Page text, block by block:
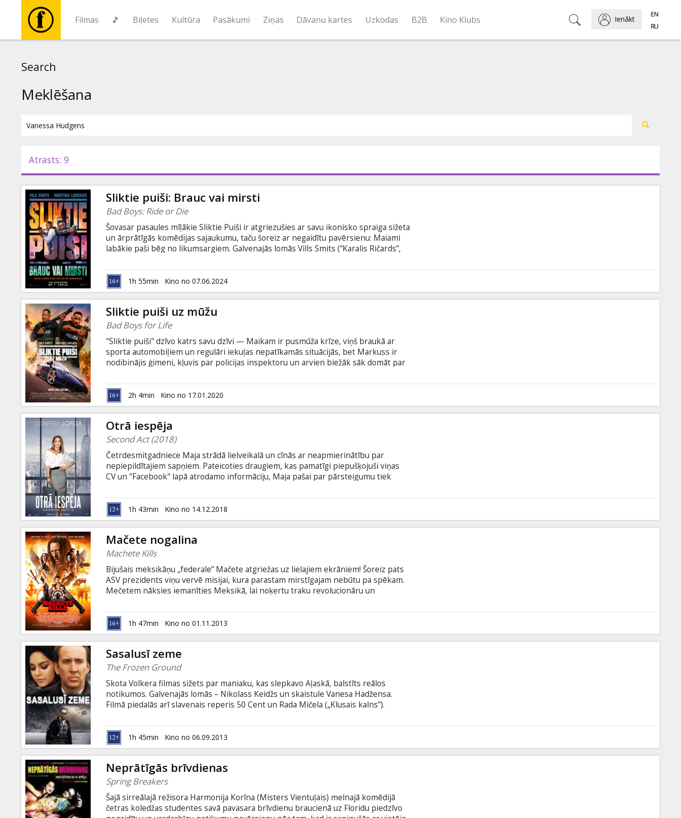
Filmas 🎵 Biļetes Kultūra Pasākumi Ziņas Dāvanu kartes Uzkodas B2B Kino Klubs Ienākt
Pasākumi
Ziņas
Dāvanu
kartes
Uzkodas
B2B
Kino
Klubs
Search
Meklēšana
Atrasts: 9
Sliktie puiši: Brauc vai mirsti
Bad Boys: Ride or Die
Šovasar pasaules mīļākie Sliktie Puiši ir atgriezušies ar savu ikonisko spraiga sižeta
un ārprātīgās komēdijas sajaukumu, taču šoreiz ar negaidītu pavērsienu: Maiami
labākie paši bēg no likumsargiem. Galvenajās lomās Vills Smits (“Karalis Ričards”,
un Vanesa Hadžensa (“Vidusskolas Mūzikls" filmas, "Ceļojums uz Noslēpumu salu").
Filma angļu valodā ar subtitriem latviešu un krievu valodā.
1h 55min Kino no 07.06.2024
Sliktie puiši uz mūžu
Bad Boys for Life
"Sliktie puiši" dzīvo katrs savu dzīvi — Maikam ir pusmūža krīze, viņš braukā ar
sporta automobiļiem un regulāri iekuļas nepatīkamās situācijās, bet Markuss ir
nodibinājis ģimeni, kļuvis par policijas inspektoru un arvien biežāk sāk domāt par
leģendārais duets, atceroties savu nesalaužamo zvērestu – "sliktie puiši uz mūžu" –
atkal apvienojas, lai veiktu vēl vienu bīstamu misiju. Filma angļu valodā ar
subtitriem latviešu un krievu valodā.
2h 4min Kino no 17.01.2020
Otrā iespēja
Second Act (2018)
Četrdesmitgadniece Maja strādā lielveikalā un cīnās ar neapmierinātību par
nepiepildītajiem sapņiem. Pateicoties draugiem, kas pamatīgi piepušķojuši viņas
CV un "Facebook" lapā atrodamo informāciju, Maja pašai par pārsteigumu tiek
izglītotajiem ļaudīm, ka dzīves gudrība ir ne mazāk vērtīga par grāmatu gudrībām.
Filma angļu valodā ar subtitriem latviešu un krievu valodā.
1h 43min Kino no 14.12.2018
Mačete nogalina
Machete Kills
Bijušais meksikāņu „federale” Mačete atgriežas uz lielajiem ekrāniem! Šoreiz pats
ASV prezidents viņu vervē misijai, kura parastam mirstīgajam nebūtu pa spēkam.
Mečetem nāksies iemanīties Meksikā, lai noķertu traku revolucionāru un
karu. Un tikai Mačete var novērst tuvojošos globālo haosu! Režisora Roberta
Rodrigeza kulta grāvējfilmas turpinājumā galvenās lomas atveido Denijs Treho,
Lēdija Gāga, Mišela Rodrigeza, Džesika Alba, Sofija Vergara, Čārlijs Šīns, Antonio
Banderass, Mels Gibsons un citi.
1h 47min Kino no 01.11.2013
Sasalusī zeme
The Frozen Ground
Skota Volkera filmas sižets par maniaku, kas slepkavo Aļaskā, balstīts reālos
notikumos. Galvenajās lomās – Nikolass Keidžs un skaistule Vanesa Hadžensa.
Filmā piedalās arī slavenais reperis 50 Cent un Rada Mičela („Klusais kalns”).
gados un tiek turēts aizdomās par 20 sieviešu noslepkavošanu. Viņš aizveda savus
upurus Aļaskas savvaļā, vēroja tos un pēc tam medīja kā dzīvniekus. Maniaks
dzīvoja kā gluži parasts cilvēks – bija kārtīgs ģimenes tēvs, ceptuves īpašnieks un
krietns mednieks.
1h 45min Kino no 06.09.2013
Neprātīgās brīvdienas
Spring Breakers
Šajā sirreālajā režisora Harmonija Korīna (Misters Vientuļais) melnajā komēdijā
četras koledžas studentes savā pavasara brīvdienu braucienā uz Floridu piedzīvo